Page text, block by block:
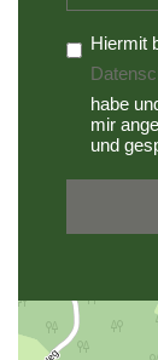
Hiermit
habe
mir
und